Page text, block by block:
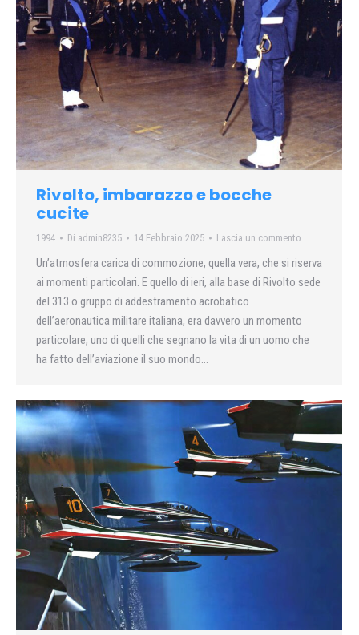
Rivolto, imbarazzo e bocche
cucite
1994 Di admin8235 14 Febbraio 2025 Lascia un commento
Un’atmosfera carica di commozione, quella vera, che si riserva
ai momenti particolari. E quello di ieri, alla base di Rivolto sede
del 313.o gruppo di addestramento acrobatico
dell’aeronautica militare italiana, era davvero un momento
particolare, uno di quelli che segnano la vita di un uomo che
ha fatto dell’aviazione il suo mondo…